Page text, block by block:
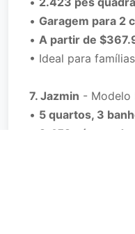
• Garagem para 2
• A partir de
• Ideal para
7. Jazmin - Modelo
• 5 quartos, 3
2.452 pés